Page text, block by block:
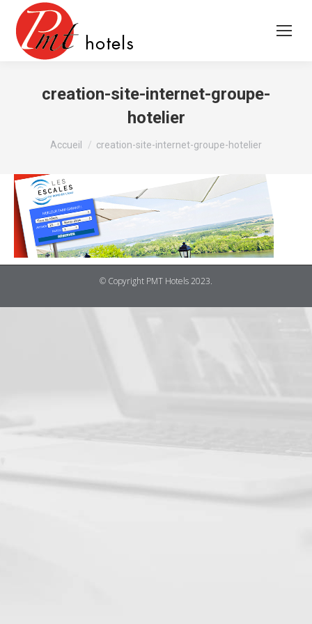
creation-site-internet-groupe-
hotelier
Vous êtes ici :
Accueil creation-site-internet-groupe-hotelier
© Copyright PMT Hotels 2023.